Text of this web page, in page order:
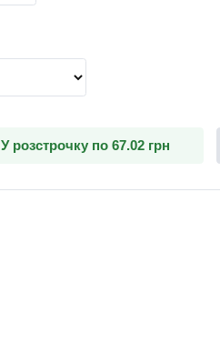
У розстрочку по 67.02 грн